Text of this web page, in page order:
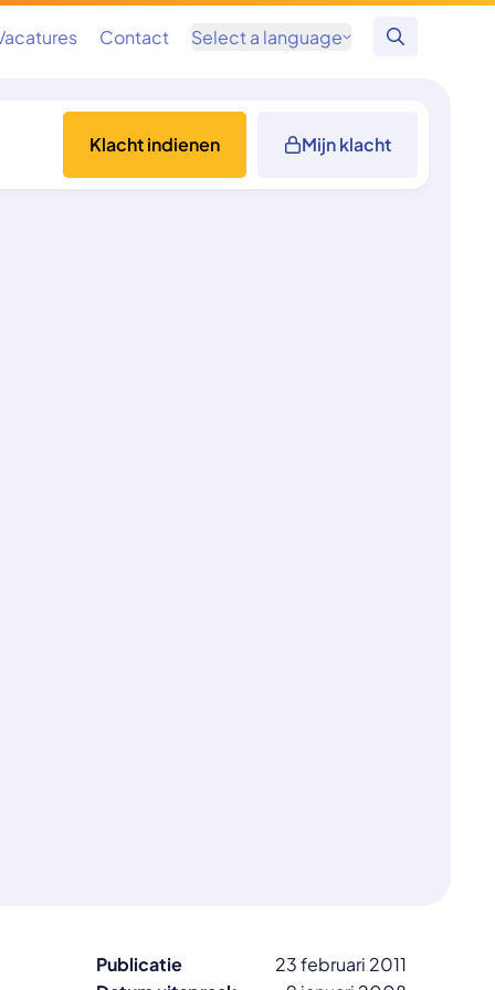
Contact Select a language
Zoeken
Klacht indienen Mijn klacht
Publicatie
23 februari 2011